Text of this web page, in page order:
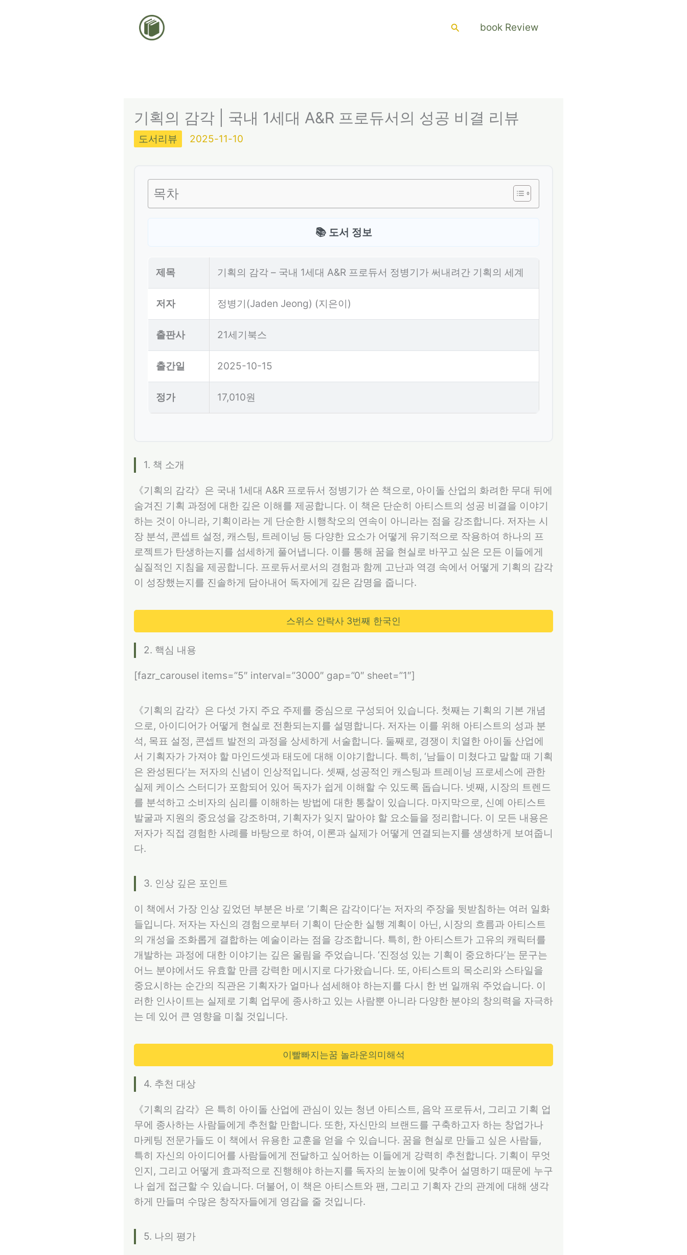
검
book Review
기획의 감각 | 국내 1세대 A&R 프로듀서의 성공 비결 리뷰
도서리뷰 2025-11-10
목차
📚 도서 정보
제목 기획의 감각 – 국내 1세대 A&R 프로듀서 정병기가 써내려간 기획의 세계
저자 정병기(Jaden Jeong) (지은이)
출판사 21세기북스
출간일 2025-10-15
정가 17,010원
1. 책 소개
《기획의 감각》은 국내 1세대 A&R 프로듀서 정병기가 쓴 책으로, 아이돌 산업의 화려한 무대 뒤에
숨겨진 기획 과정에 대한 깊은 이해를 제공합니다. 이 책은 단순히 아티스트의 성공 비결을 이야기
하는 것이 아니라, 기획이라는 게 단순한 시행착오의 연속이 아니라는 점을 강조합니다. 저자는 시
장 분석, 콘셉트 설정, 캐스팅, 트레이닝 등 다양한 요소가 어떻게 유기적으로 작용하여 하나의 프
로젝트가 탄생하는지를 섬세하게 풀어냅니다. 이를 통해 꿈을 현실로 바꾸고 싶은 모든 이들에게
실질적인 지침을 제공합니다. 프로듀서로서의 경험과 함께 고난과 역경 속에서 어떻게 기획의 감각
이 성장했는지를 진솔하게 담아내어 독자에게 깊은 감명을 줍니다.
스위스 안락사 3번째 한국인
2. 핵심 내용
[fazr_carousel items=”5″ interval=”3000″ gap=”0″ sheet=”1″]
《기획의 감각》은 다섯 가지 주요 주제를 중심으로 구성되어 있습니다. 첫째는 기획의 기본 개념
으로, 아이디어가 어떻게 현실로 전환되는지를 설명합니다. 저자는 이를 위해 아티스트의 성과 분
석, 목표 설정, 콘셉트 발전의 과정을 상세하게 서술합니다. 둘째로, 경쟁이 치열한 아이돌 산업에
서 기획자가 가져야 할 마인드셋과 태도에 대해 이야기합니다. 특히, ‘남들이 미쳤다고 말할 때 기획
은 완성된다’는 저자의 신념이 인상적입니다. 셋째, 성공적인 캐스팅과 트레이닝 프로세스에 관한
실제 케이스 스터디가 포함되어 있어 독자가 쉽게 이해할 수 있도록 돕습니다. 넷째, 시장의 트렌드
를 분석하고 소비자의 심리를 이해하는 방법에 대한 통찰이 있습니다. 마지막으로, 신예 아티스트
발굴과 지원의 중요성을 강조하며, 기획자가 잊지 말아야 할 요소들을 정리합니다. 이 모든 내용은
저자가 직접 경험한 사례를 바탕으로 하여, 이론과 실제가 어떻게 연결되는지를 생생하게 보여줍니
다.
3. 인상 깊은 포인트
이 책에서 가장 인상 깊었던 부분은 바로 ‘기획은 감각이다’는 저자의 주장을 뒷받침하는 여러 일화
들입니다. 저자는 자신의 경험으로부터 기획이 단순한 실행 계획이 아닌, 시장의 흐름과 아티스트
의 개성을 조화롭게 결합하는 예술이라는 점을 강조합니다. 특히, 한 아티스트가 고유의 캐릭터를
개발하는 과정에 대한 이야기는 깊은 울림을 주었습니다. ‘진정성 있는 기획이 중요하다’는 문구는
어느 분야에서도 유효할 만큼 강력한 메시지로 다가왔습니다. 또, 아티스트의 목소리와 스타일을
중요시하는 순간의 직관은 기획자가 얼마나 섬세해야 하는지를 다시 한 번 일깨워 주었습니다. 이
러한 인사이트는 실제로 기획 업무에 종사하고 있는 사람뿐 아니라 다양한 분야의 창의력을 자극하
는 데 있어 큰 영향을 미칠 것입니다.
이빨빠지는꿈 놀라운의미해석
4. 추천 대상
《기획의 감각》은 특히 아이돌 산업에 관심이 있는 청년 아티스트, 음악 프로듀서, 그리고 기획 업
무에 종사하는 사람들에게 추천할 만합니다. 또한, 자신만의 브랜드를 구축하고자 하는 창업가나
마케팅 전문가들도 이 책에서 유용한 교훈을 얻을 수 있습니다. 꿈을 현실로 만들고 싶은 사람들,
특히 자신의 아이디어를 사람들에게 전달하고 싶어하는 이들에게 강력히 추천합니다. 기획이 무엇
인지, 그리고 어떻게 효과적으로 진행해야 하는지를 독자의 눈높이에 맞추어 설명하기 때문에 누구
나 쉽게 접근할 수 있습니다. 더불어, 이 책은 아티스트와 팬, 그리고 기획자 간의 관계에 대해 생각
하게 만들며 수많은 창작자들에게 영감을 줄 것입니다.
5. 나의 평가